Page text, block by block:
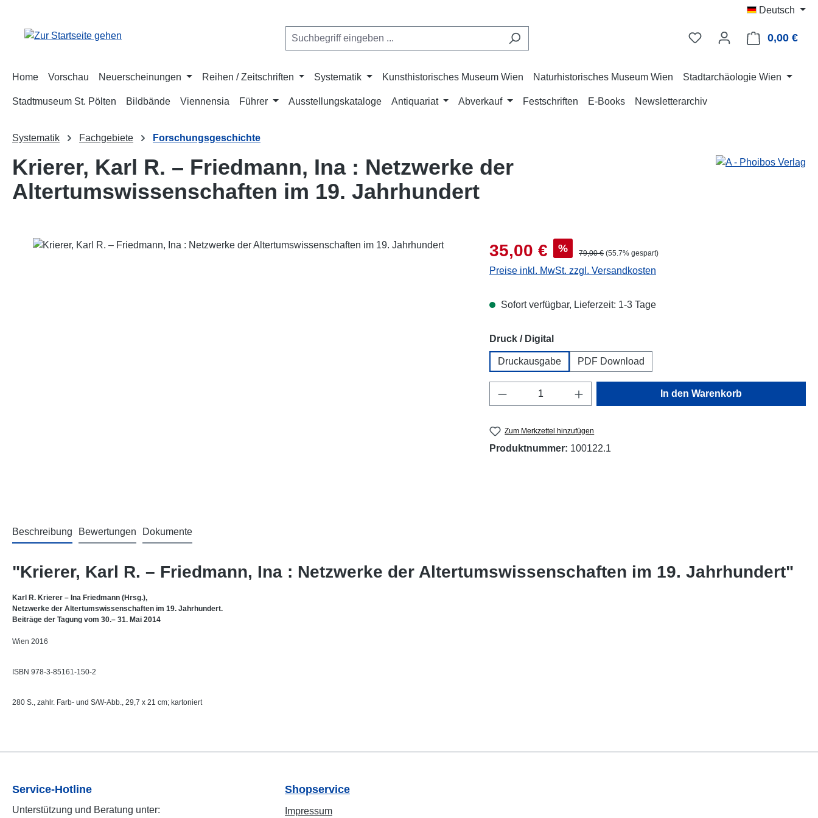
Deutsch
0,00 €
Home Vorschau Neuerscheinungen Reihen / Zeitschriften Systematik Kunsthistorisches Museum Wien Naturhistorisches Museum Wien Stadtarchäologie Wien
Stadtmuseum St. Pölten Bildbände Viennensia Führer Ausstellungskataloge Antiquariat Abverkauf Festschriften E-Books Newsletterarchiv
Systematik Fachgebiete Forschungsgeschichte
Krierer, Karl R. – Friedmann, Ina : Netzwerke der
Altertumswissenschaften im 19. Jahrhundert
Bildergalerie überspringen Verkaufspreis:
35,00 € % Regulärer Preis:
79,00 € (55.7% gespart)
Preise inkl. MwSt. zzgl. Versandkosten
Sofort verfügbar, Lieferzeit: 1-3 Tage
Druck / Digitalauswählen
Druckausgabe PDF Download
Produkt Anzahl: Gib den gewünschten Wert ein
In den Warenkorb
Zum Merkzettel hinzufügen
Produktnummer: 100122.1
Beschreibung Bewertungen Dokumente
"Krierer, Karl R. – Friedmann, Ina : Netzwerke der Altertumswissenschaften im 19. Jahrhundert"
Karl R. Krierer – Ina Friedmann (Hrsg.),
Netzwerke der Altertumswissenschaften im 19. Jahrhundert.
Beiträge der Tagung vom 30.– 31. Mai 2014
Wien 2016
ISBN 978-3-85161-150-2
280 S., zahlr. Farb- und S/W-Abb., 29,7 x 21 cm; kartoniert
Service-Hotline
Unterstützung und Beratung unter:
Shopservice
Impressum